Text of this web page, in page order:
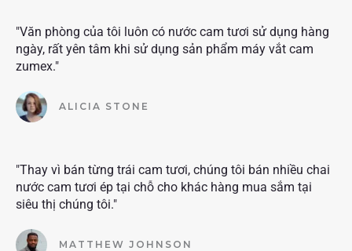
"Văn phòng của tôi luôn có nước cam tươi sử dụng hàng
ngày, rất yên tâm khi sử dụng sản phẩm máy vắt cam
zumex."
ALICIA STONE
"Thay vì bán từng trái cam tươi, chúng tôi bán nhiều chai
nước cam tươi ép tại chỗ cho khác hàng mua sắm tại
siêu thị chúng tôi."
MATTHEW JOHNSON